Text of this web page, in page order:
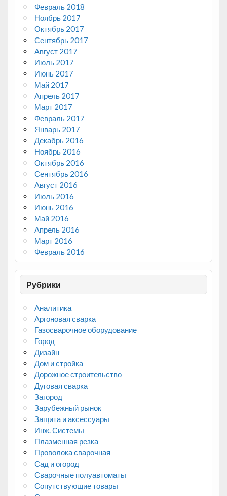
Февраль 2018
Ноябрь 2017
Октябрь 2017
Сентябрь 2017
Август 2017
Июль 2017
Июнь 2017
Май 2017
Апрель 2017
Март 2017
Февраль 2017
Январь 2017
Декабрь 2016
Ноябрь 2016
Октябрь 2016
Сентябрь 2016
Август 2016
Июль 2016
Июнь 2016
Май 2016
Апрель 2016
Март 2016
Февраль 2016
Рубрики
Аналитика
Аргоновая сварка
Газосварочное оборудование
Город
Дизайн
Дом и стройка
Дорожное строительство
Дуговая сварка
Загород
Зарубежный рынок
Защита и аксессуары
Инж. Системы
Плазменная резка
Проволока сварочная
Сад и огород
Сварочные полуавтоматы
Сопутствующие товары